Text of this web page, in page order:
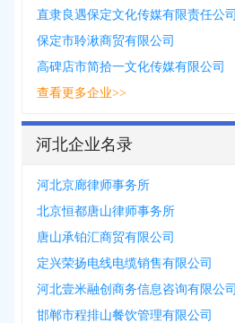
直隶良遇保定文化传媒有限责任公司
保定市聆湫商贸有限公司
高碑店市简拾一文化传媒有限公司
查看更多企业>>
河北企业名录
河北京廊律师事务所
北京恒都唐山律师事务所
唐山承铂汇商贸有限公司
定兴荣扬电线电缆销售有限公司
河北壹米融创商务信息咨询有限公司
邯郸市程排山餐饮管理有限公司